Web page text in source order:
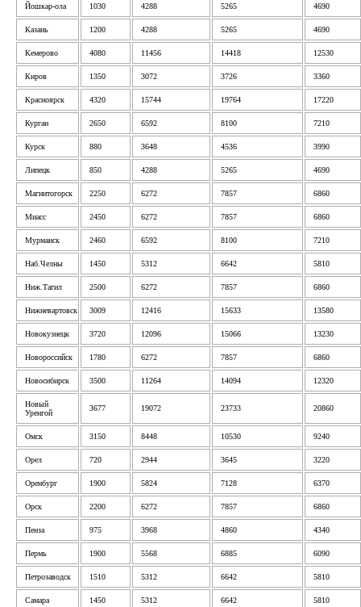
Йошкар-ола 1030 4288 5265 4690
Казань 1200 4288 5265 4690
Кемерово 4080 11456 14418 12530
Киров 1350 3072 3726 3360
Красноярск 4320 15744 19764 17220
Курган 2650 6592 8100 7210
Курск 880 3648 4536 3990
Липецк 850 4288 5265 4690
Магнитогорск 2250 6272 7857 6860
Миасс 2450 6272 7857 6860
Мурманск 2460 6592 8100 7210
Наб.Челны 1450 5312 6642 5810
Ниж.Тагил 2500 6272 7857 6860
Нижневартовск 3009 12416 15633 13580
Новокузнецк 3720 12096 15066 13230
Новороссийск 1780 6272 7857 6860
Новосибирск 3500 11264 14094 12320
Новый
Уренгой
3677 19072 23733 20860
Омск 3150 8448 10530 9240
Орел 720 2944 3645 3220
Оренбург 1900 5824 7128 6370
Орск 2200 6272 7857 6860
Пенза 975 3968 4860 4340
Пермь 1900 5568 6885 6090
Петрозаводск 1510 5312 6642 5810
Самара 1450 5312 6642 5810